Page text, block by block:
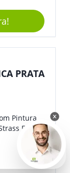
Ou Até
De
PRATA
Pintura
E Anel
Inferior.
De
La Por